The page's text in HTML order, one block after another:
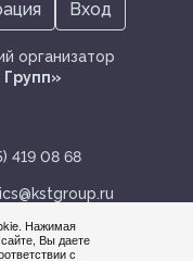
Нажимая
Вы даете
с
организатор
419 08 68
Вход